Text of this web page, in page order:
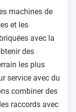
machines de
et les
avec la
des
les plus
service avec du
combiner des
raccords avec